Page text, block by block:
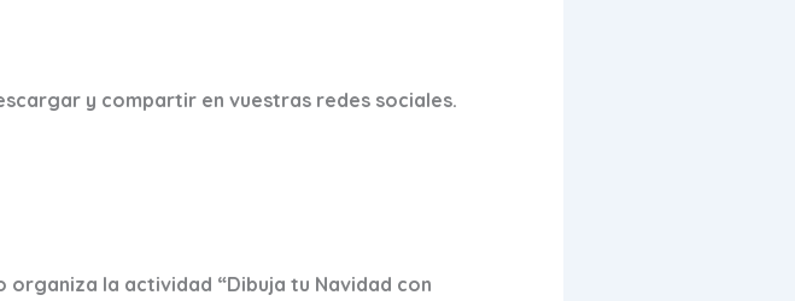
y compartir en vuestras redes sociales.
organiza la actividad “Dibuja tu Navidad con